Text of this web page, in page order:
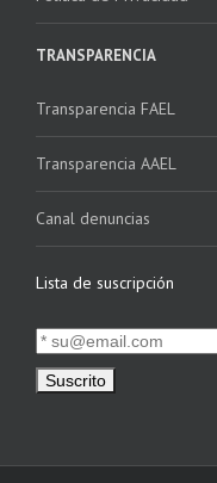
TRANSPARENCIA
Transparencia FAEL
Transparencia AAEL
Canal denuncias
Lista de suscripción